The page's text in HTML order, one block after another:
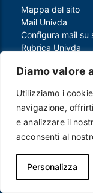
Diamo valore
Utilizziamo i
navigazione,
e analizzare il
acconsenti al
Personalizza
Mappa del sito
Mail Univda
Configura mail su
Rubrica Univda
Piè di Crediti
Note legali
Contatti
Privacy e Cookie
Protezione dei dati